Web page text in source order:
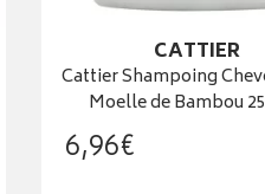
au panier
CATTIER
Cattier Shampoing
Moelle de Bambou
6,96€